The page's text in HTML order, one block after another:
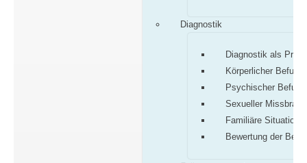
Diagnostik
Diagnostik als
Körperlicher Befund
Psychischer Befund
Sexueller
Familiäre Situation
Bewertung der